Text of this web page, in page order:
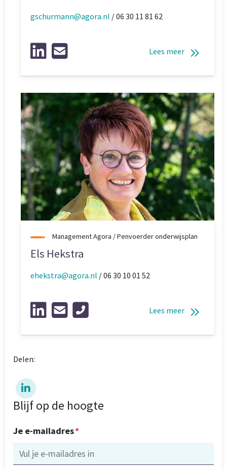
gschurmann@agora.nl / 06 30 11 81 62
Lees meer
Management Agora / Penvoerder onderwijsplan
Els Hekstra
ehekstra@agora.nl / 06 30 10 01 52
Lees meer
Delen:
Blijf op de hoogte
Je e-mailadres*